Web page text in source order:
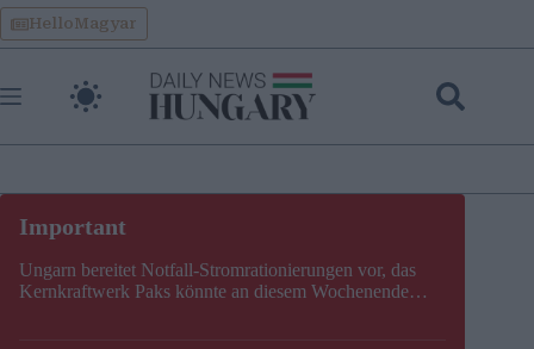
Skip
to
content
HelloMagyar
Ungarn bereitet Notfall-Stromrationierungen vor, das
Kernkraftwerk Paks könnte an diesem Wochenende